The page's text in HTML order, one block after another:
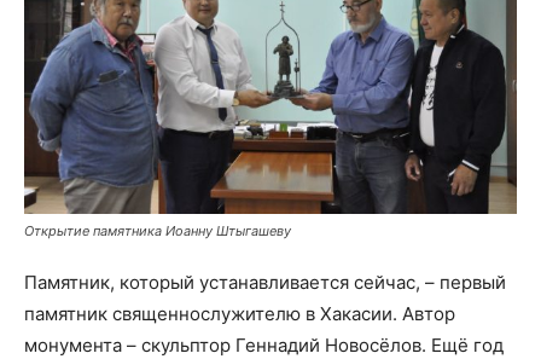
Открытие памятника Иоанну Штыгашеву
Памятник, который устанавливается сейчас, – первый
памятник священнослужителю в Хакасии. Автор
монумента – скульптор Геннадий Новосёлов. Ещё год